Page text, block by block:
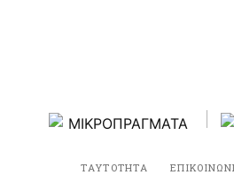
ΤΑΥΤΟΤΗΤΑ